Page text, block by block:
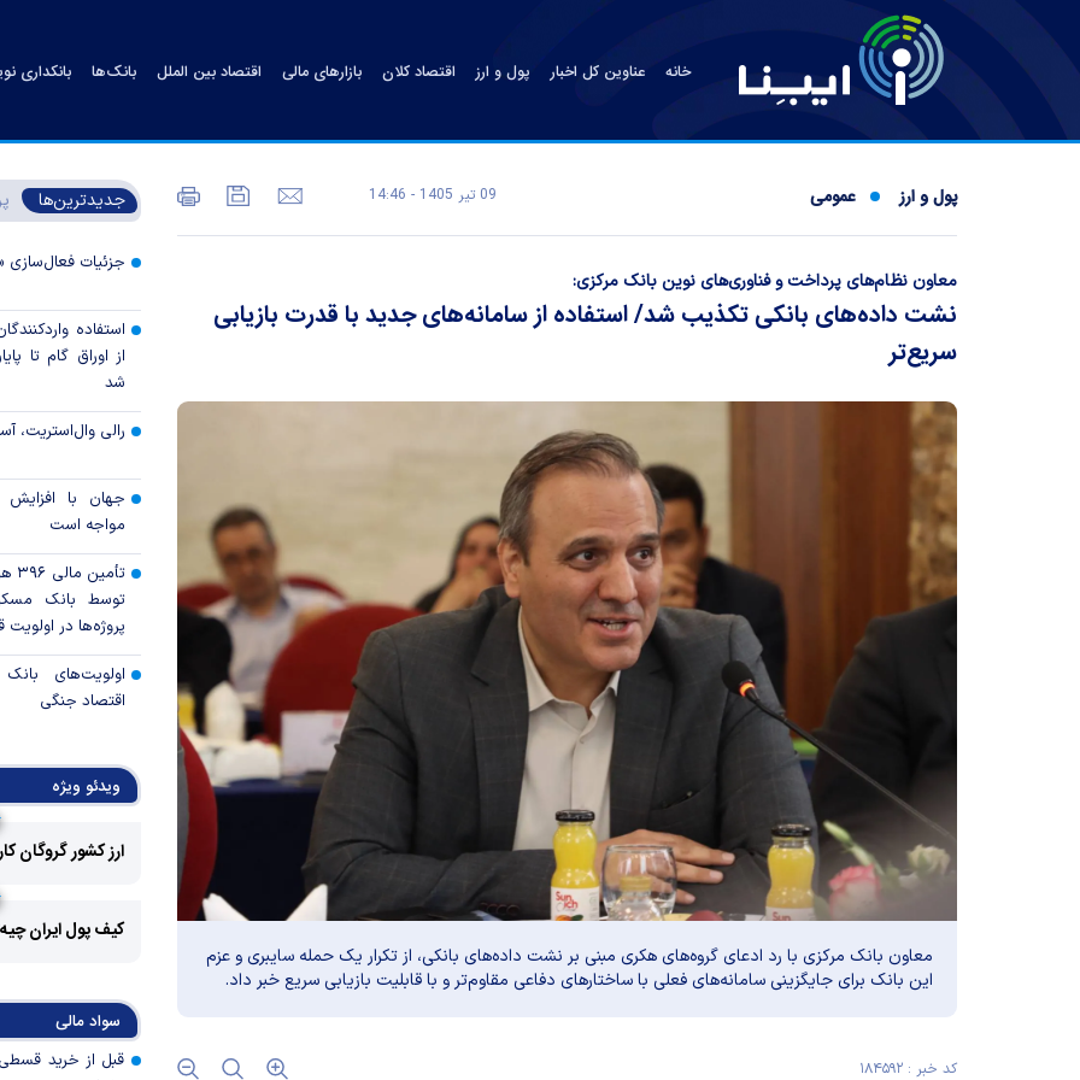
خانه عناوین کل اخبار پول و ارز اقتصاد کلان بازارهای مالی اقتصاد بین الملل بانک‌ها بانکداری
پول و ارز عمومی 09 تير 1405 - 14:46
معاون نظام‌های پرداخت و فناوری‌های نوین بانک مرکزی:
نشت داده‌های بانکی تکذیب شد/ استفاده از سامانه‌های جدید با قدرت بازیابی
سریع‌تر
معاون بانک مرکزی با رد ادعای گروه‌های هکری مبنی بر نشت داده‌های بانکی، از تکرار یک حمله سایبری و عزم
این بانک برای جایگزینی سامانه‌های فعلی با ساختار‌های دفاعی مقاوم‌تر و با قابلیت بازیابی سریع خبر داد.
کد خبر : ۱۸۴۵۹۲
جدیدترین‌ها
جزئیات فعال‌سازی
استفاده
شد
رالی وال‌استریت،
جهان با
مواجه است
توسط بانک
پروژه‌ها در اولویت
اولویت‌های
اقتصاد جنگی
امروز پنجشنبه ۱۵ مرداد ۱۴۰۵
سقوط ارزهای
کارت‌های بازرگانی
رکوردشکنی قیمت
جهانی
مسکن به
هرمزگان
کالابرگ سه دهک
ویدئو ویژه
ارز کشور گروگان
کیف پول ایران
سواد مالی